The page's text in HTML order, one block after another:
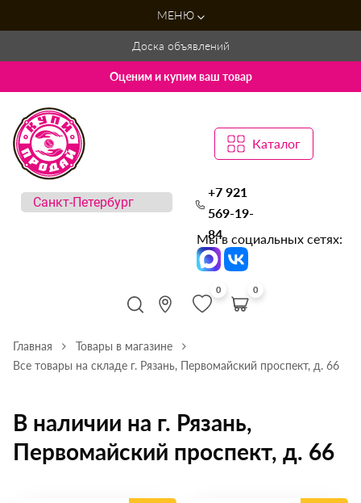
МЕНЮ
Доска объявлений
Оценим и купим ваш товар
Каталог
+7 921
569-19-
84
Мы в социальных сетях:
0 0
Главная
Товары в магазине
Все товары на складе г. Рязань, Первомайский проспект, д. 66
В наличии на г. Рязань,
Первомайский проспект, д. 66